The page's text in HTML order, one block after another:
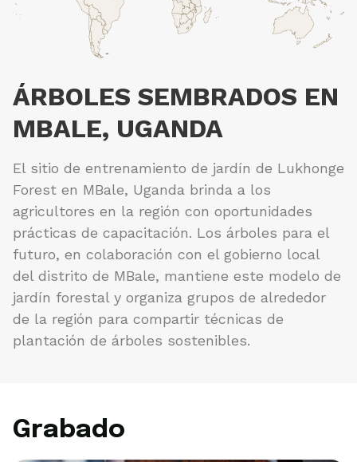
ÁRBOLES SEMBRADOS EN
MBALE, UGANDA
El sitio de entrenamiento de jardín de Lukhonge
Forest en MBale, Uganda brinda a los
agricultores en la región con oportunidades
prácticas de capacitación. Los árboles para el
futuro, en colaboración con el gobierno local
del distrito de MBale, mantiene este modelo de
jardín forestal y organiza grupos de alrededor
de la región para compartir técnicas de
plantación de árboles sostenibles.
Grabado